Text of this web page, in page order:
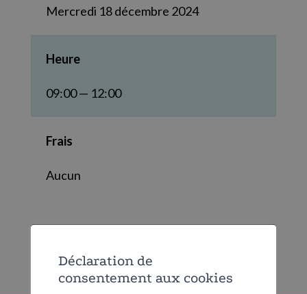
Mercredi 18 décembre 2024
Heure
09:00 — 12:00
Frais
Aucun
Déclaration de
consentement aux cookies